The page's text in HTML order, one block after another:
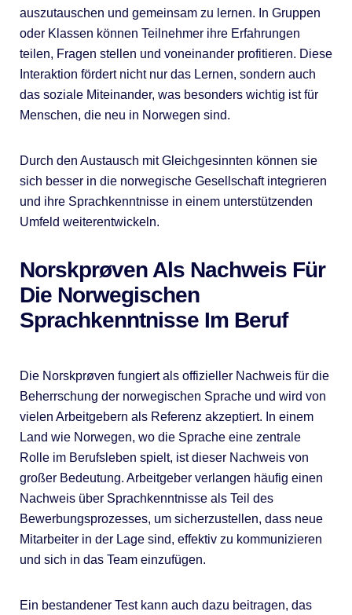
auszutauschen und gemeinsam zu lernen. In Gruppen
oder Klassen können Teilnehmer ihre Erfahrungen
teilen, Fragen stellen und voneinander profitieren. Diese
Interaktion fördert nicht nur das Lernen, sondern auch
das soziale Miteinander, was besonders wichtig ist für
Menschen, die neu in Norwegen sind.
Durch den Austausch mit Gleichgesinnten können sie
sich besser in die norwegische Gesellschaft integrieren
und ihre Sprachkenntnisse in einem unterstützenden
Umfeld weiterentwickeln.
Norskprøven Als Nachweis Für
Die Norwegischen
Sprachkenntnisse Im Beruf
Die Norskprøven fungiert als offizieller Nachweis für die
Beherrschung der norwegischen Sprache und wird von
vielen Arbeitgebern als Referenz akzeptiert. In einem
Land wie Norwegen, wo die Sprache eine zentrale
Rolle im Berufsleben spielt, ist dieser Nachweis von
großer Bedeutung. Arbeitgeber verlangen häufig einen
Nachweis über Sprachkenntnisse als Teil des
Bewerbungsprozesses, um sicherzustellen, dass neue
Mitarbeiter in der Lage sind, effektiv zu kommunizieren
und sich in das Team einzufügen.
Ein bestandener Test kann auch dazu beitragen, das